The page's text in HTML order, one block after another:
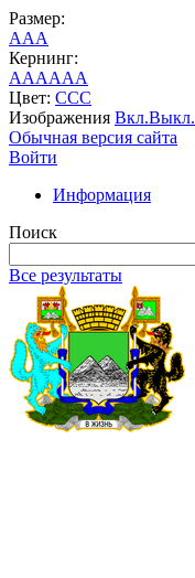
Размер:
AAA
Кернинг:
AAAAAA
Цвет: CCC
Изображения Вкл.Выкл.
Обычная версия сайта
Войти
Информация
Поиск
Все результаты